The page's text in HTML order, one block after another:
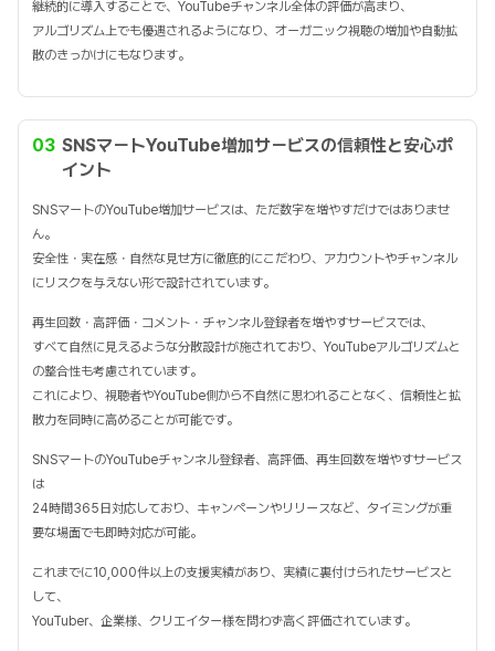
継続的に導入することで、YouTubeチャンネル全体の評価が高まり、
アルゴリズム上でも優遇されるようになり、オーガニック視聴の増加や自動拡
散のきっかけにもなります。
03 SNSマートYouTube増加サービスの信頼性と安心ポ
イント
SNSマートのYouTube増加サービスは、ただ数字を増やすだけではありませ
ん。
安全性・実在感・自然な見せ方に徹底的にこだわり、アカウントやチャンネル
にリスクを与えない形で設計されています。
再生回数・高評価・コメント・チャンネル登録者を増やすサービスでは、
すべて自然に見えるような分散設計が施されており、YouTubeアルゴリズムと
の整合性も考慮されています。
これにより、視聴者やYouTube側から不自然に思われることなく、信頼性と拡
散力を同時に高めることが可能です。
SNSマートのYouTubeチャンネル登録者、高評価、再生回数を増やすサービス
は
24時間365日対応しており、キャンペーンやリリースなど、タイミングが重
要な場面でも即時対応が可能。
これまでに10,000件以上の支援実績があり、実績に裏付けられたサービスと
して、
YouTuber、企業様、クリエイター様を問わず高く評価されています。